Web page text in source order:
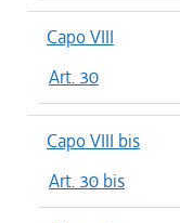
Capo VIII
Art. 30
Capo VIII bis
Art. 30 bis